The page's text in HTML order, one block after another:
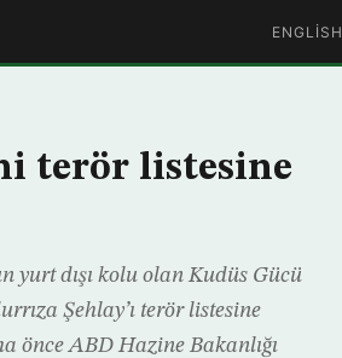
ENGLISH
terör listesine
yurt dışı kolu olan Kudüs Gücü
Şehlay’ı terör listesine
önce ABD Hazine Bakanlığı